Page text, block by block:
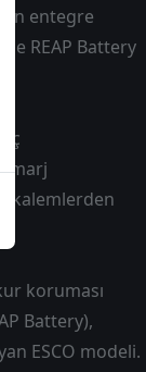
entegre
REAP Battery
marj
kalemlerden
koruması
Battery),
ESCO modeli.